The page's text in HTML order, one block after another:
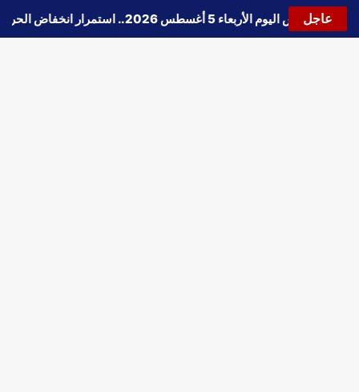
عاجل
🔵حالة الطقس اليوم الأربعاء 5 أغسطس 2026.. استمرار انخفاض الحرارة وتحذيرات من الشبورة واضطراب الملاحة